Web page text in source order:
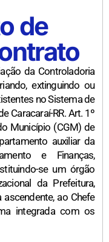
de
da Controladoria
extinguindo ou
no Sistema de
Caracaraí-RR. Art. 1º
Município (CGM) de
auxiliar da
e Finanças,
se um órgão
da Prefeitura,
ao Chefe
integrada com os